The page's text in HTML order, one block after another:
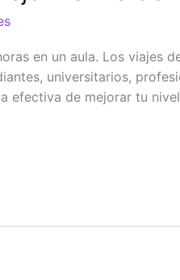
en un aula. Los viajes
universitarios,
efectiva de mejorar tu